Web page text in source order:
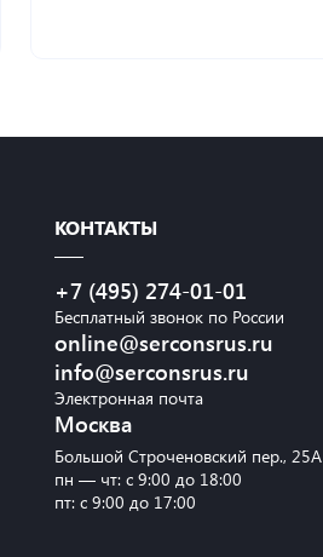
КОНТАКТЫ
+7 (495) 274-01-01
Бесплатный звонок по России
online@serconsrus.ru
info@serconsrus.ru
Электронная почта
Москва
Большой Строченовский пер., 25А
пн — чт: с 9:00 до 18:00
пт: с 9:00 до 17:00